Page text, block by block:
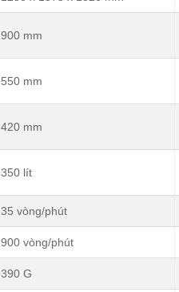
900 mm
550 mm
420 mm
350 lít
35 vòng/phút
900 vòng/phút
390 G